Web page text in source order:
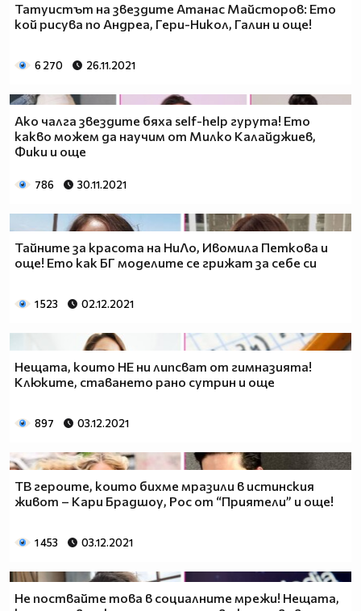
Татуистът на звездите Атанас Майсторов: Ето
кой рисува по Андреа, Гери-Никол, Галин и още!
6 270 26.11.2021
Ако чалга звездите бяха self-help гурута! Ето
какво можем да научим от Милко Калайджиев,
Фики и още
786 30.11.2021
Тайните за красота на НиЛо, Ивомила Петкова и
още! Ето как БГ моделите се грижат за себе си
1 523 02.12.2021
Нещата, които НЕ ни липсват от гимназията!
Клюките, ставането рано сутрин и още
897 03.12.2021
ТВ героите, които бихме мразили в истинския
живот – Кари Брадшоу, Рос от “Приятели” и още!
1 453 03.12.2021
Не поствайте това в социалните мрежи! Нещата,